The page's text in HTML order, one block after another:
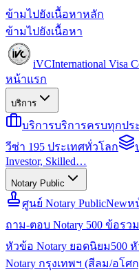
ข้ามไปยังเนื้อหาหลัก
ข้ามไปยังเนื้อหา
iVCInternational Visa
หน้าแรก
บริการ
บริการบริการครบทุกปร
วีซ่า 195 ประเทศทั่วโลก
Investor, Skilled…
Notary Public
ศูนย์ Notary PublicNewห
ถาม-ตอบ Notary 500 ข้อรว
หัวข้อ Notary ยอดนิยม500
Notary กรุงเทพฯ (สีลม/อโศ